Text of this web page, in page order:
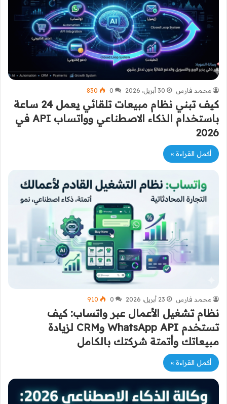
محمد فارس 30 أبريل، 2026 0
830
كيف تبني نظام مبيعات تلقائي يعمل 24 ساعة
باستخدام الذكاء الاصطناعي وواتساب API في
2026
أكمل القراءة »
محمد فارس 23 أبريل، 2026 0
910
نظام تشغيل الأعمال عبر واتساب: كيف
تستخدم WhatsApp API وCRM لزيادة
مبيعاتك وأتمتة شركتك بالكامل
أكمل القراءة »